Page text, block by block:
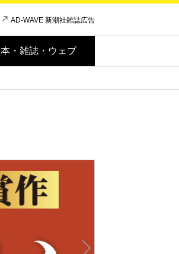
AD-WAVE 新潮社雑誌広告
本・雑誌・ウェブ